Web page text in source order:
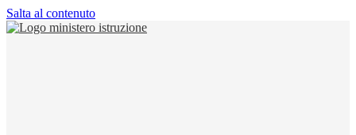
Salta al contenuto